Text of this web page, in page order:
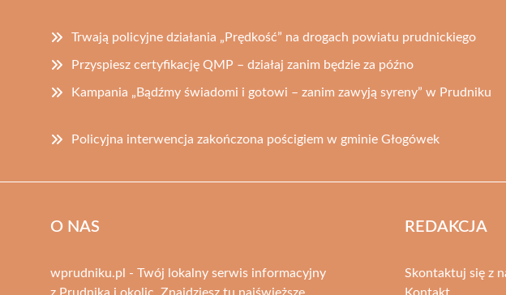
Trwają policyjne działania „Prędkość” na drogach powiatu prudnickiego
Przyspiesz certyfikację QMP – działaj zanim będzie za późno
Kampania „Bądźmy świadomi i gotowi – zanim zawyją syreny” w Prudniku
Policyjna interwencja zakończona pościgiem w gminie Głogówek
O NAS
wprudniku.pl - Twój lokalny serwis informacyjny
REDAKCJA
Skontaktuj się z